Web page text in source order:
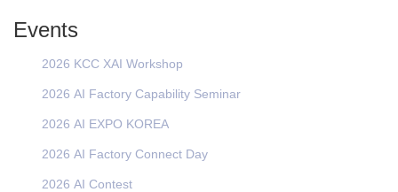
Events
2026 KCC XAI Workshop
2026 AI Factory Capability Seminar
2026 AI EXPO KOREA
2026 AI Factory Connect Day
2026 AI Contest